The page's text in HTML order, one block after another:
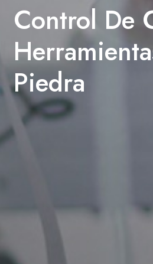
Control De
Piedra